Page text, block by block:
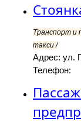
Транспорт и
такси /
Адрес: ул.
Телефон: